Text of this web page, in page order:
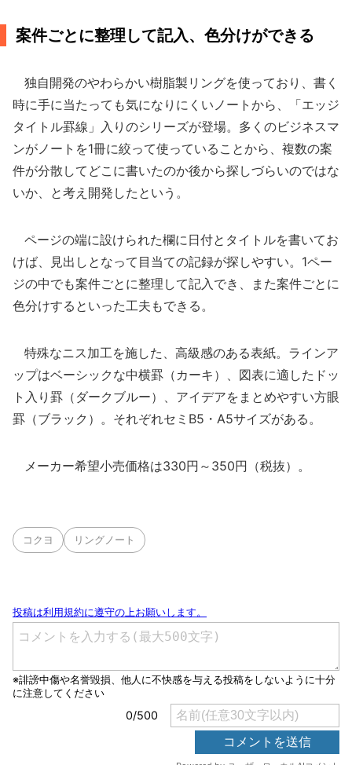
案件ごとに整理して記入、色分けができる
独自開発のやわらかい樹脂製リングを使っており、書く
時に手に当たっても気になりにくいノートから、「エッジ
タイトル罫線」入りのシリーズが登場。多くのビジネスマ
ンがノートを1冊に絞って使っていることから、複数の案
件が分散してどこに書いたのか後から探しづらいのではな
いか、と考え開発したという。
ページの端に設けられた欄に日付とタイトルを書いてお
けば、見出しとなって目当ての記録が探しやすい。1ペー
ジの中でも案件ごとに整理して記入でき、また案件ごとに
色分けするといった工夫もできる。
特殊なニス加工を施した、高級感のある表紙。ラインア
ップはベーシックな中横罫（カーキ）、図表に適したドッ
ト入り罫（ダークブルー）、アイデアをまとめやすい方眼
罫（ブラック）。それぞれセミB5・A5サイズがある。
メーカー希望小売価格は330円～350円（税抜）。
コクヨ リングノート